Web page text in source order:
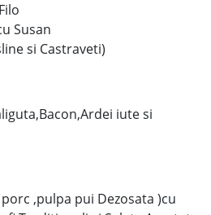
Susan
si Castraveti)
iute si
,pulpa pui Dezosata )cu